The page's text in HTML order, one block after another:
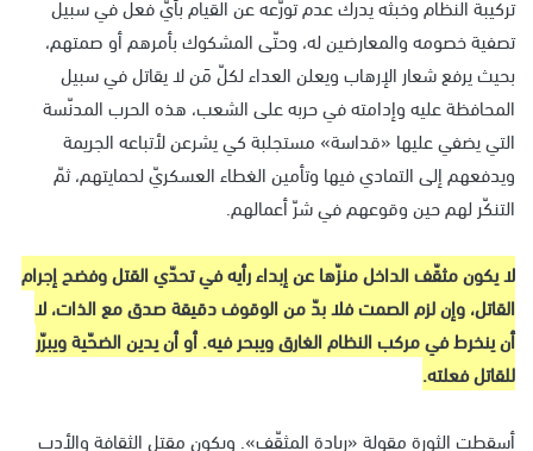
تصفية خصومه والمعارضين له، وحتّى المشكوك بأمرهم أو صمتهم،
بحيث يرفع شعار الإرهاب ويعلن العداء لكلّ مَن لا يقاتل في سبيل
المحافظة عليه وإدامته في حربه على الشعب، هذه الحرب المدنّسة
التي يضفي عليها «قداسة» مستجلبة كي يشرعن لأتباعه الجريمة
ويدفعهم إلى التمادي فيها وتأمين الغطاء العسكريّ لحمايتهم، ثمّ
التنكّر لهم حين وقوعهم في شرّ أعمالهم.
لا يكون مثقّف الداخل منزّها عن إبداء رأيه في تحدّي القتل وفضح إجرام
القاتل، وإن لزم الصمت فلا بدّ من الوقوف دقيقة صدق مع الذات، لا
أن ينخرط في مركب النظام الغارق ويبحر فيه. أو أن يدين الضحّية ويبرّر
للقاتل فعلته.
أسقطت الثورة مقولة «ريادة المثقّف». ويكون مقتل الثقافة والأدب